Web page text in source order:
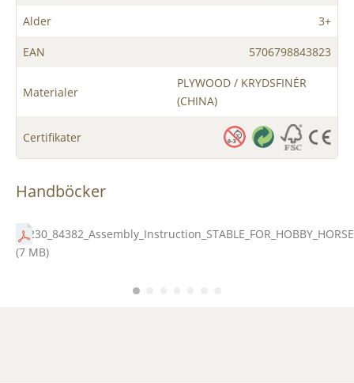
Alder 3+
EAN 5706798843823
Materialer
PLYWOOD / KRYDSFINÉR
(CHINA)
Certifikater
Handböcker
(7 MB)